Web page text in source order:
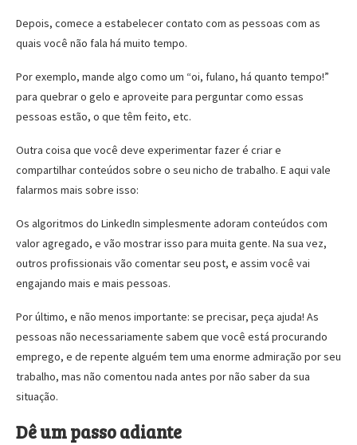
Depois, comece a estabelecer contato com as pessoas com as
quais você não fala há muito tempo.
Por exemplo, mande algo como um “oi, fulano, há quanto tempo!”
para quebrar o gelo e aproveite para perguntar como essas
pessoas estão, o que têm feito, etc.
Outra coisa que você deve experimentar fazer é criar e
compartilhar conteúdos sobre o seu nicho de trabalho. E aqui vale
falarmos mais sobre isso:
Os algoritmos do LinkedIn simplesmente adoram conteúdos com
valor agregado, e vão mostrar isso para muita gente. Na sua vez,
outros profissionais vão comentar seu post, e assim você vai
engajando mais e mais pessoas.
Por último, e não menos importante: se precisar, peça ajuda! As
pessoas não necessariamente sabem que você está procurando
emprego, e de repente alguém tem uma enorme admiração por seu
trabalho, mas não comentou nada antes por não saber da sua
situação.
Dê um passo adiante